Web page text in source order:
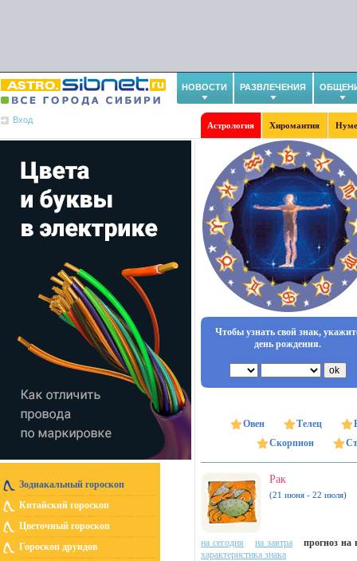
НОВОСТИ РАЗВЛЕЧЕНИЯ
Вход
Астрология Хиромантия
Зодиакальный гороскоп
Китайский гороскоп
Цветочный гороскоп
Гороскоп друидов
Чтобы узнать свой знак,
день рождения.
Овен Телец
Скорпион
Рак
(21 июня - 22 июля)
на сегодня на завтра
прогноз на
характеристика знака